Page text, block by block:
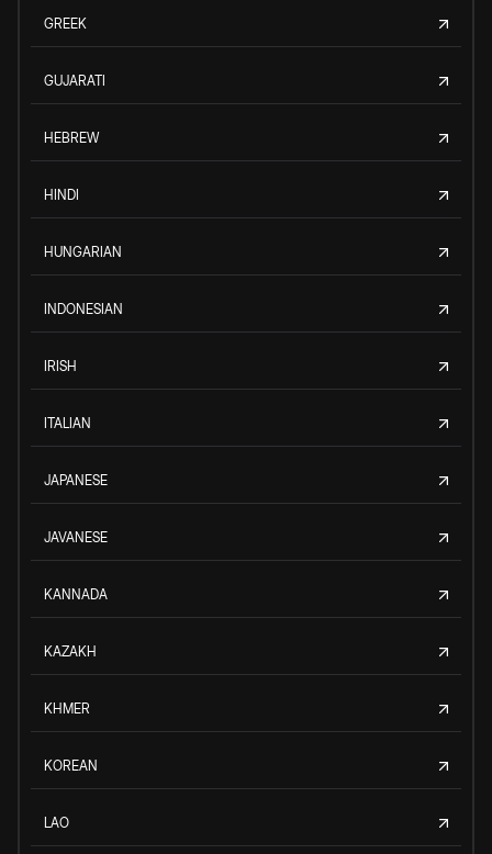
GREEK
GUJARATI
HEBREW
HINDI
HUNGARIAN
INDONESIAN
IRISH
ITALIAN
JAPANESE
JAVANESE
KANNADA
KAZAKH
KHMER
KOREAN
LAO